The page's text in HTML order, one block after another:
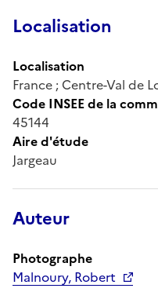
Localisation
Localisation
France ; Centre-Val de
Code INSEE de la
45144
Aire d'étude
Jargeau
Auteur
Photographe
Malnoury, Robert